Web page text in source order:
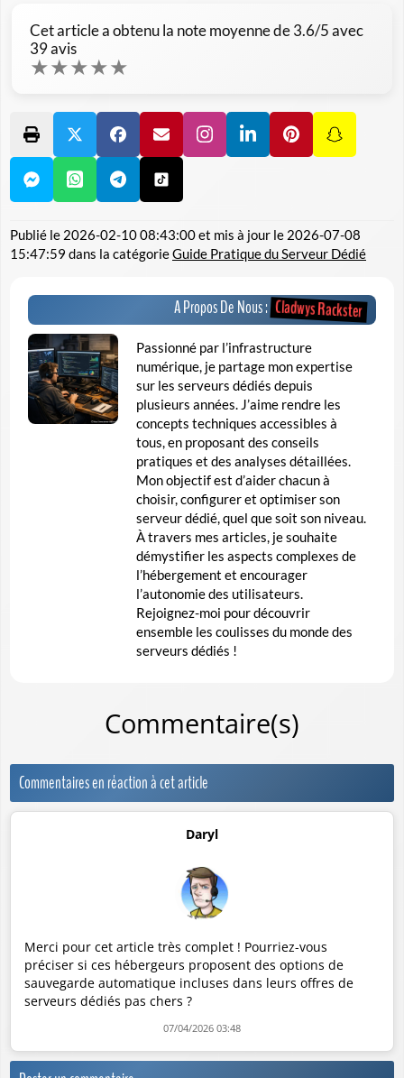
Cet article a obtenu la note moyenne de3.6/5 avec
39avis
★★★★★
Publié le 2026-02-10 08:43:00et mis à jour le 2026-07-08
15:47:59 dans la catégorieGuide Pratique du Serveur Dédié
A Propos De Nous :Cladwys Rackster
Passionné par l’infrastructure
numérique, je partage mon expertise
sur les serveurs dédiés depuis
plusieurs années. J’aime rendre les
concepts techniques accessibles à
tous, en proposant des conseils
pratiques et des analyses détaillées.
Mon objectif est d’aider chacun à
choisir, configurer et optimiser son
serveur dédié, quel que soit son niveau.
À travers mes articles, je souhaite
démystifier les aspects complexes de
l’hébergement et encourager
l’autonomie des utilisateurs.
Rejoignez-moi pour découvrir
ensemble les coulisses du monde des
serveurs dédiés !
Commentaire(s)
Commentaires en réaction à cet article
Daryl
Merci pour cet article très complet ! Pourriez-vous
préciser si ces hébergeurs proposent des options de
sauvegarde automatique incluses dans leurs offres de
serveurs dédiés pas chers ?
07/04/2026 03:48